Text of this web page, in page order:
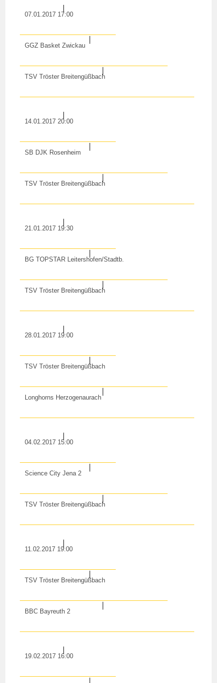
07.01.2017 17:00
GGZ Basket Zwickau
TSV Tröster Breitengüßbach
14.01.2017 20:00
SB DJK Rosenheim
TSV Tröster Breitengüßbach
21.01.2017 19:30
BG TOPSTAR Leitershofen/Stadtb.
TSV Tröster Breitengüßbach
28.01.2017 19:00
TSV Tröster Breitengüßbach
Longhorns Herzogenaurach
04.02.2017 15:00
Science City Jena 2
TSV Tröster Breitengüßbach
11.02.2017 19:00
TSV Tröster Breitengüßbach
BBC Bayreuth 2
19.02.2017 16:00